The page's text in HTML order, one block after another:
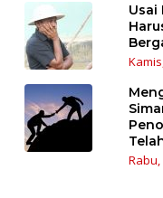
Usai
Rabu,